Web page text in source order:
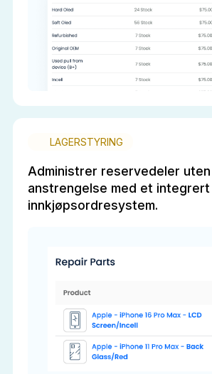
LAGERSTYRING
Administrer reservedeler uten
anstrengelse med et integrert
innkjøpsordresystem.